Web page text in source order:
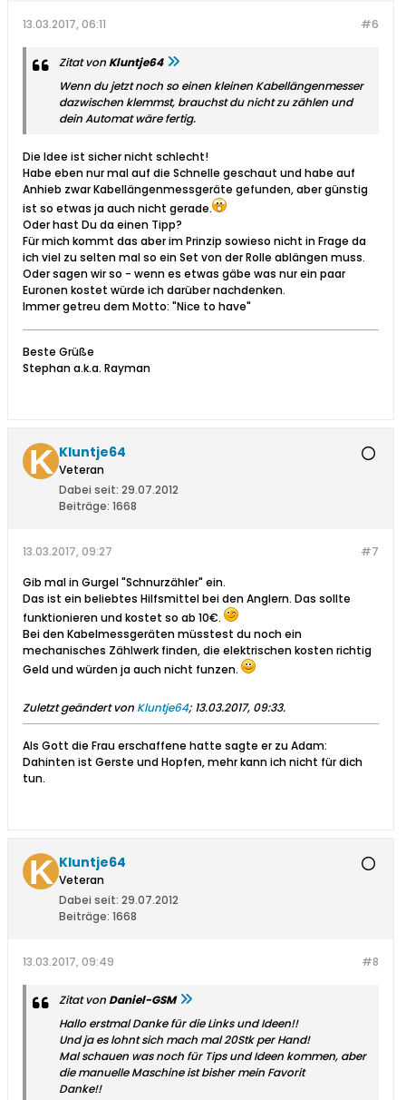
#6
13.03.2017, 06:11
Zitat vonKluntje64
Wenn du jetzt noch so einen kleinen Kabellängenmesser
dazwischen klemmst, brauchst du nicht zu zählen und
dein Automat wäre fertig.
Die Idee ist sicher nicht schlecht!
Habe eben nur mal auf die Schnelle geschaut und habe auf
Anhieb zwar Kabellängenmessgeräte gefunden, aber günstig
ist so etwas ja auch nicht gerade.
Oder hast Du da einen Tipp?
Für mich kommt das aber im Prinzip sowieso nicht in Frage da
ich viel zu selten mal so ein Set von der Rolle ablängen muss.
Oder sagen wir so - wenn es etwas gäbe was nur ein paar
Euronen kostet würde ich darüber nachdenken.
Immer getreu dem Motto: "Nice to have"
Beste Grüße
Stephan a.k.a. Rayman
Kluntje64
Veteran
Dabei seit: 29.07.2012
Beiträge: 1668
#7
13.03.2017, 09:27
Gib mal in Gurgel "Schnurzähler" ein.
Das ist ein beliebtes Hilfsmittel bei den Anglern. Das sollte
funktionieren und kostet so ab 10€.
Bei den Kabelmessgeräten müsstest du noch ein
mechanisches Zählwerk finden, die elektrischen kosten richtig
Geld und würden ja auch nicht funzen.
Zuletzt geändert von Kluntje64; 13.03.2017, 09:33.
Als Gott die Frau erschaffene hatte sagte er zu Adam:
Dahinten ist Gerste und Hopfen, mehr kann ich nicht für dich
tun.
Kluntje64
Veteran
Dabei seit: 29.07.2012
Beiträge: 1668
#8
13.03.2017, 09:49
Zitat vonDaniel-GSM
Hallo erstmal Danke für die Links und Ideen!!
Und ja es lohnt sich mach mal 20Stk per Hand!
Mal schauen was noch für Tips und Ideen kommen, aber
die manuelle Maschine ist bisher mein Favorit
Danke!!